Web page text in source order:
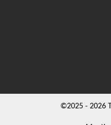
©2025 - 2026